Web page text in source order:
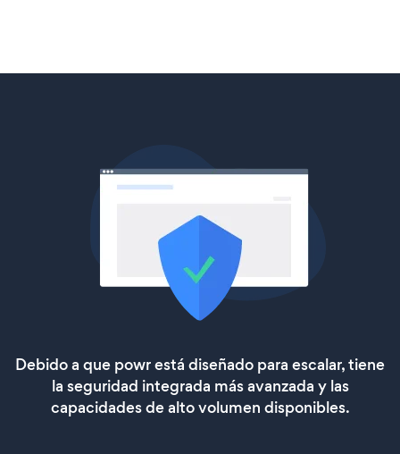
Debido a que powr está diseñado para escalar, tiene
la seguridad integrada más avanzada y las
capacidades de alto volumen disponibles.